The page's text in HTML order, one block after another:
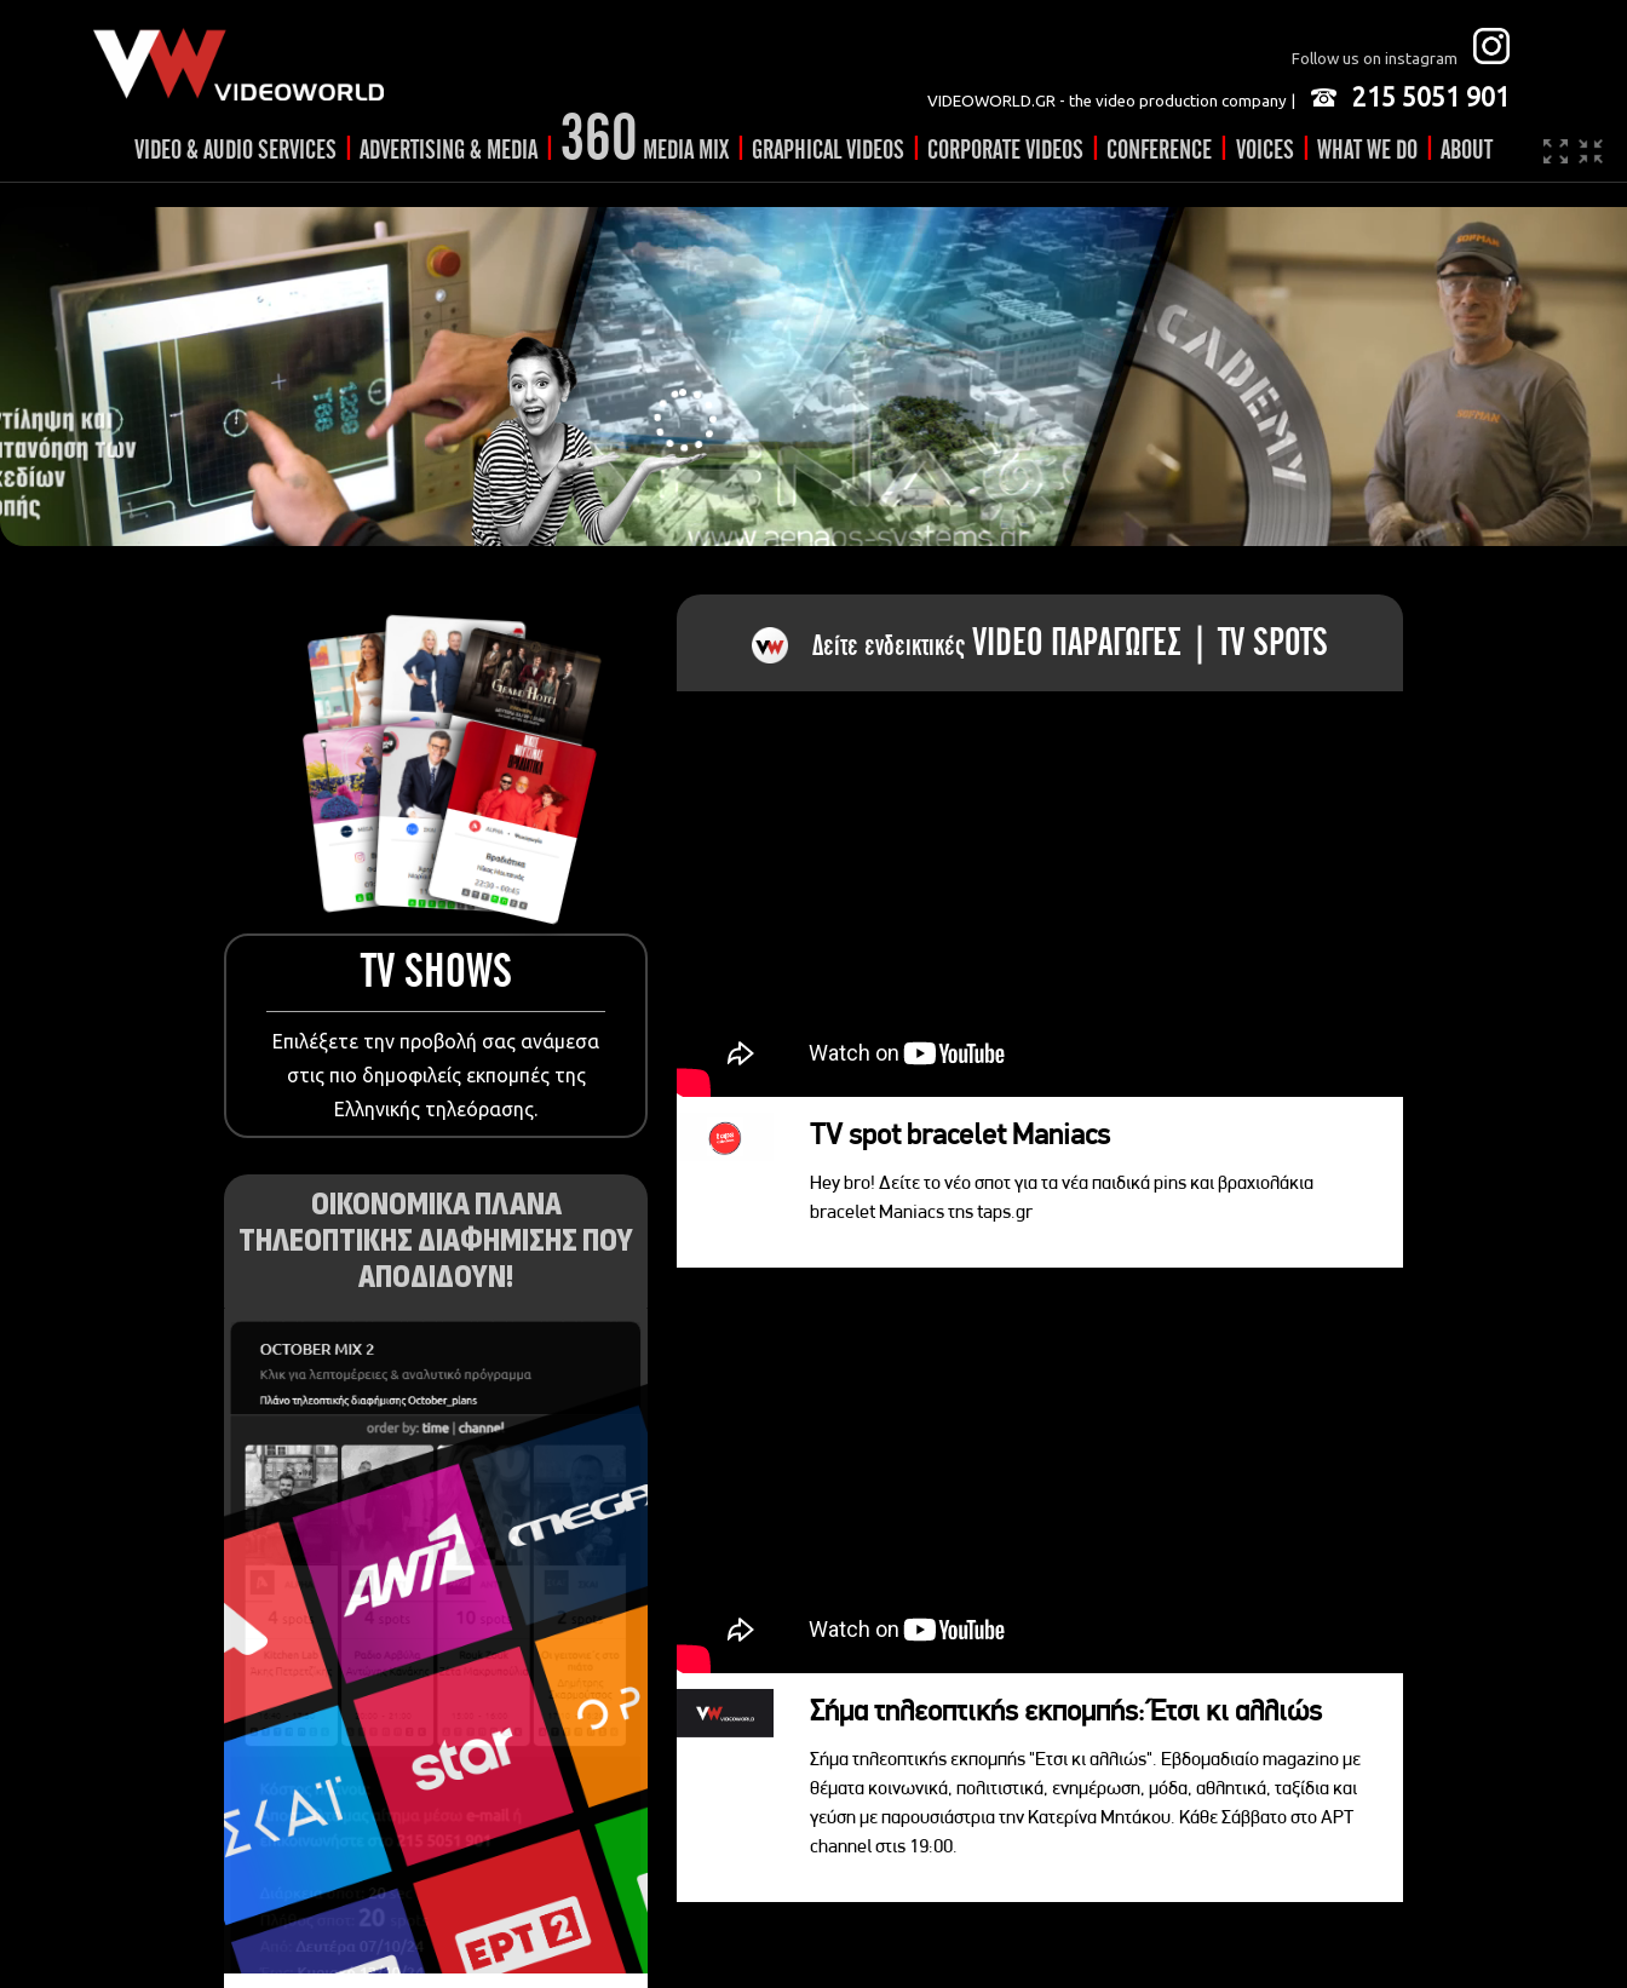
Follow us on instagram
VIDEOWORLD.GR - the video production company | 215 5051 901
VIDEO & AUDIO SERVICES
TV spots
RADIO spots
Post production
Corporate videos
Trailer & Σήματα εκπομπών
Cultural videos
video applications for museums,
archeological sites & exhibitions
Product presentations
Documentary
Events & Conference
Dissemination material
Medical & Pharmaceutical
VIDEO Projections
Kids content
| ADVERTISING & MEDIA
RADIOadvertising
TV advertising
Social Media video shorts
Creative Prints
Outdoor advertising
Media planning & mix
Visual material
European Media
| 360 MEDIA MIX | GRAPHICAL VIDEOS | CORPORATE VIDEOS | CONFERENCE | VOICES | WHAT WE DO | ABOUT
Company
JOBS
Video made easy
Contact
TV SHOWS
Επιλέξετε την προβολή σας ανάμεσα
στις πιο δημοφιλείς εκπομπές της
Ελληνικής τηλεόρασης.
ΟΙΚΟΝΟΜΙΚΑ ΠΛΑΝΑ
ΤΗΛΕΟΠΤΙΚΗΣ ΔΙΑΦΗΜΙΣΗΣ ΠΟΥ
ΑΠΟΔΙΔΟΥΝ!
Δείτε ενδεικτικές VIDEO ΠΑΡΑΓΩΓΕΣ | TV SPOTS
TV spot bracelet Maniacs
Hey bro! Δείτε το νέο σποτ για τα νέα παιδικά pins και βραχιολάκια
bracelet Maniacs της taps.gr
Σήμα τηλεοπτικής εκπομπής: Έτσι κι αλλιώς
Σήμα τηλεοπτικής εκπομπής "Ετσι κι αλλιώς". Εβδομαδιαίο magazino με
θέματα κοινωνικά, πολιτιστικά, ενημέρωση, μόδα, αθλητικά, ταξίδια και
γεύση με παρουσιάστρια την Κατερίνα Μητάκου. Κάθε Σάββατο στο ΑΡΤ
channel στις 19:00.